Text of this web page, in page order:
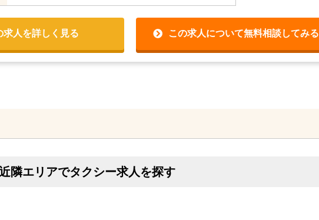
求人を詳しく見る この求人について無料相談してみる
隣エリアでタクシー求人を探す